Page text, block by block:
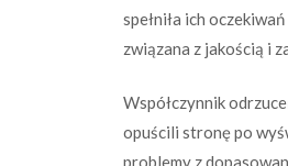
spełniła ich
związana z jakością i
Współczynnik
opuścili stronę po
problemy z